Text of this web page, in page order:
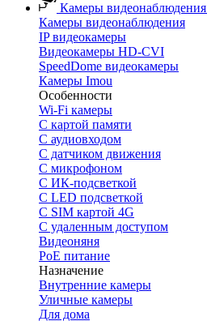
Камеры видеонаблюдения
Камеры видеонаблюдения
IP видеокамеры
Видеокамеры HD-CVI
SpeedDome видеокамеры
Камеры Imou
Особенности
Wi-Fi камеры
С картой памяти
С аудиовходом
С датчиком движения
С микрофоном
С ИК-подсветкой
С LED подсветкой
C SIM картой 4G
C удаленным доступом
Видеоняня
PoE питание
Назначение
Внутренние камеры
Уличные камеры
Для дома